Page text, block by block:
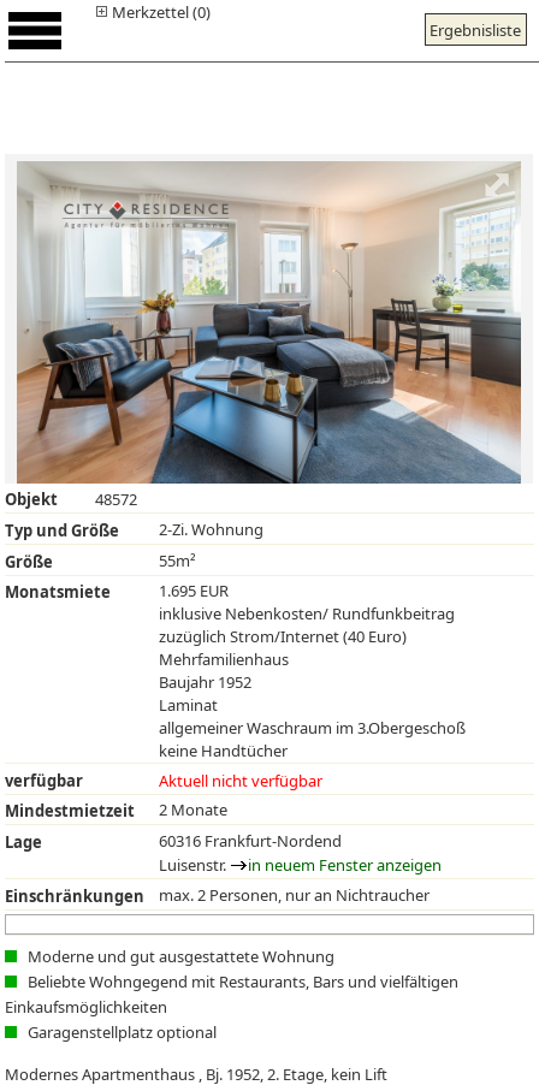
Ergebnisliste
Merkzettel (0)
Objekt
48572
Typ und Größe
2-Zi. Wohnung
Größe
55m²
Monatsmiete
1.695 EUR
inklusive Nebenkosten/ Rundfunkbeitrag
zuzüglich Strom/Internet (40 Euro)
Mehrfamilienhaus
Baujahr 1952
Laminat
allgemeiner Waschraum im 3.Obergeschoß
keine Handtücher
verfügbar
Aktuell nicht verfügbar
Mindestmietzeit
2 Monate
Lage
60316 Frankfurt-Nordend
Luisenstr.
in neuem Fenster anzeigen
Einschränkungen
max. 2 Personen, nur an Nichtraucher
Moderne und gut ausgestattete Wohnung
Beliebte Wohngegend mit Restaurants, Bars und vielfältigen
Einkaufsmöglichkeiten
Garagenstellplatz optional
Modernes Apartmenthaus , Bj. 1952, 2. Etage, kein Lift